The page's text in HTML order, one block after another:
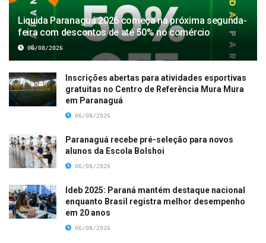
Liquida Paranaguá 2026 começa na próxima segunda-
feira com descontos de até 50% no comércio
06/08/2026
Inscrições abertas para atividades esportivas
gratuitas no Centro de Referência Mura Mura
em Paranaguá
06/08/2026
Paranaguá recebe pré-seleção para novos
alunos da Escola Bolshoi
06/08/2026
Ideb 2025: Paraná mantém destaque nacional
enquanto Brasil registra melhor desempenho
em 20 anos
06/08/2026